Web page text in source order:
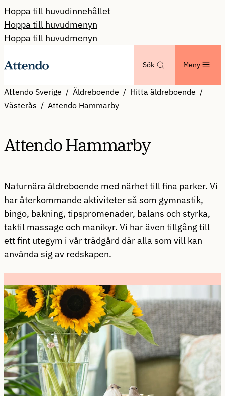
Hoppa till huvudinnehållet
Hoppa till huvudmenyn
Hoppa till huvudmenyn
Sök Meny
Attendo Sverige Äldreboende
Hitta äldreboende
Västerås
Attendo Hammarby
Attendo Hammarby
Naturnära äldreboende med närhet till fina parker. Vi
har återkommande aktiviteter så som gymnastik,
bingo, bakning, tipspromenader, balans och styrka,
taktil massage och manikyr. Vi har även tillgång till
ett fint utegym i vår trädgård där alla som vill kan
använda sig av redskapen.